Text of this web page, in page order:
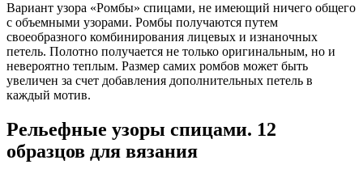
Вариант узора «Ромбы» спицами, не имеющий ничего общего
с объемными узорами. Ромбы получаются путем
своеобразного комбинирования лицевых и изнаночных
петель. Полотно получается не только оригинальным, но и
невероятно теплым. Размер самих ромбов может быть
увеличен за счет добавления дополнительных петель в
каждый мотив.
Рельефные узоры спицами. 12
образцов для вязания